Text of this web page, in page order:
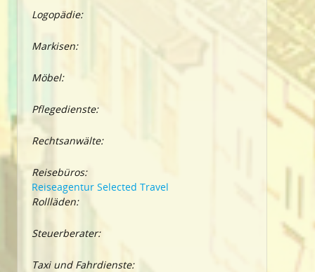
Logopädie:
Markisen:
Möbel:
Pflegedienste:
Rechtsanwälte:
Reisebüros:
Reiseagentur Selected Travel
Rollläden:
Steuerberater:
Taxi und Fahrdienste: